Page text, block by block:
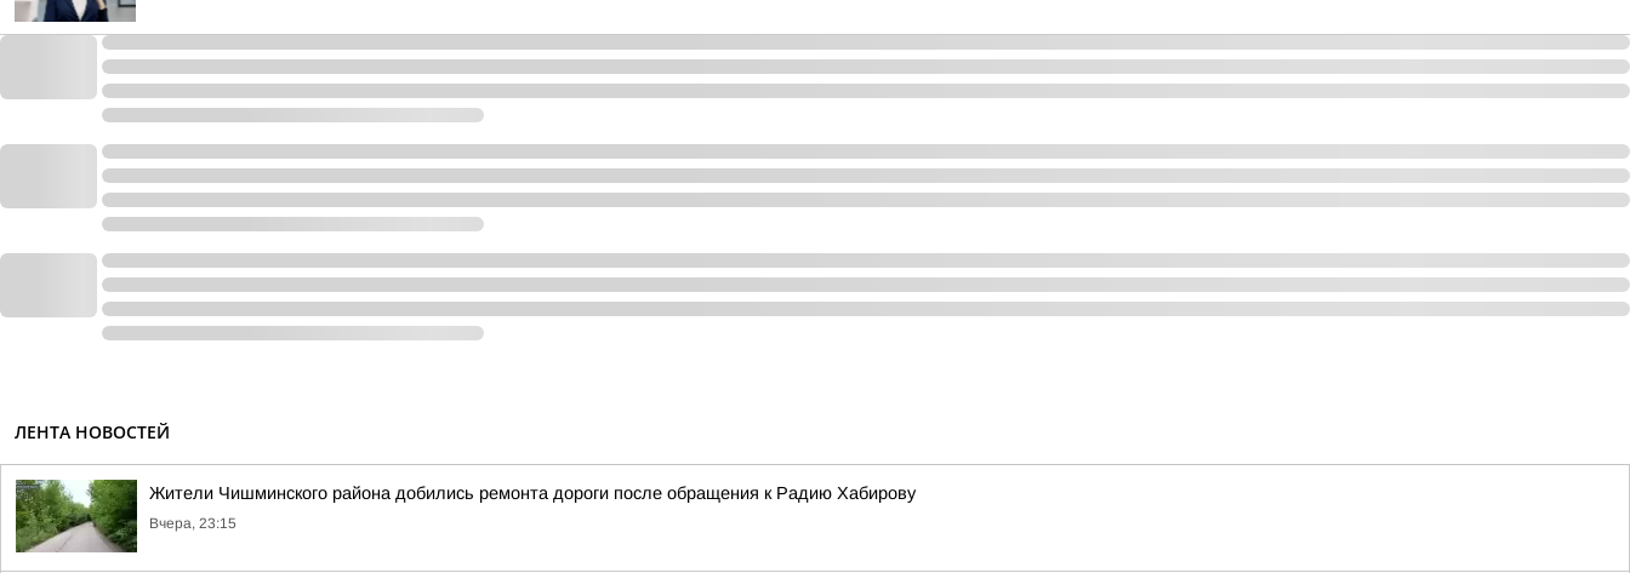
ЛЕНТА НОВОСТЕЙ
Жители Чишминского района добились ремонта дороги после обращения к Радию Хабирову
Вчера, 23:15